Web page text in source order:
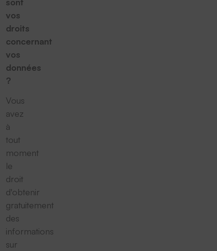
vos
droits
concernant
vos
données
?
Vous
avez
à
tout
moment
le
droit
d'obtenir
gratuitement
des
informations
sur